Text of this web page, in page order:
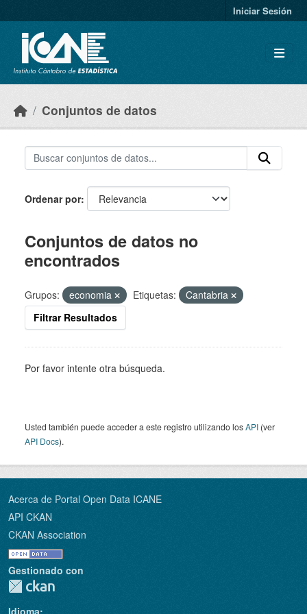
Iniciar Sesión
Conjuntos de datos
Ordenar por
Conjuntos de datos no
encontrados
Grupos: economia Etiquetas:
Cantabria
Filtrar Resultados
Por favor intente otra búsqueda.
Usted también puede acceder a este registro utilizando losAPI (ver
API Docs).
Acerca de Portal Open Data ICANE
API CKAN
CKAN Association
Gestionado con
Idioma